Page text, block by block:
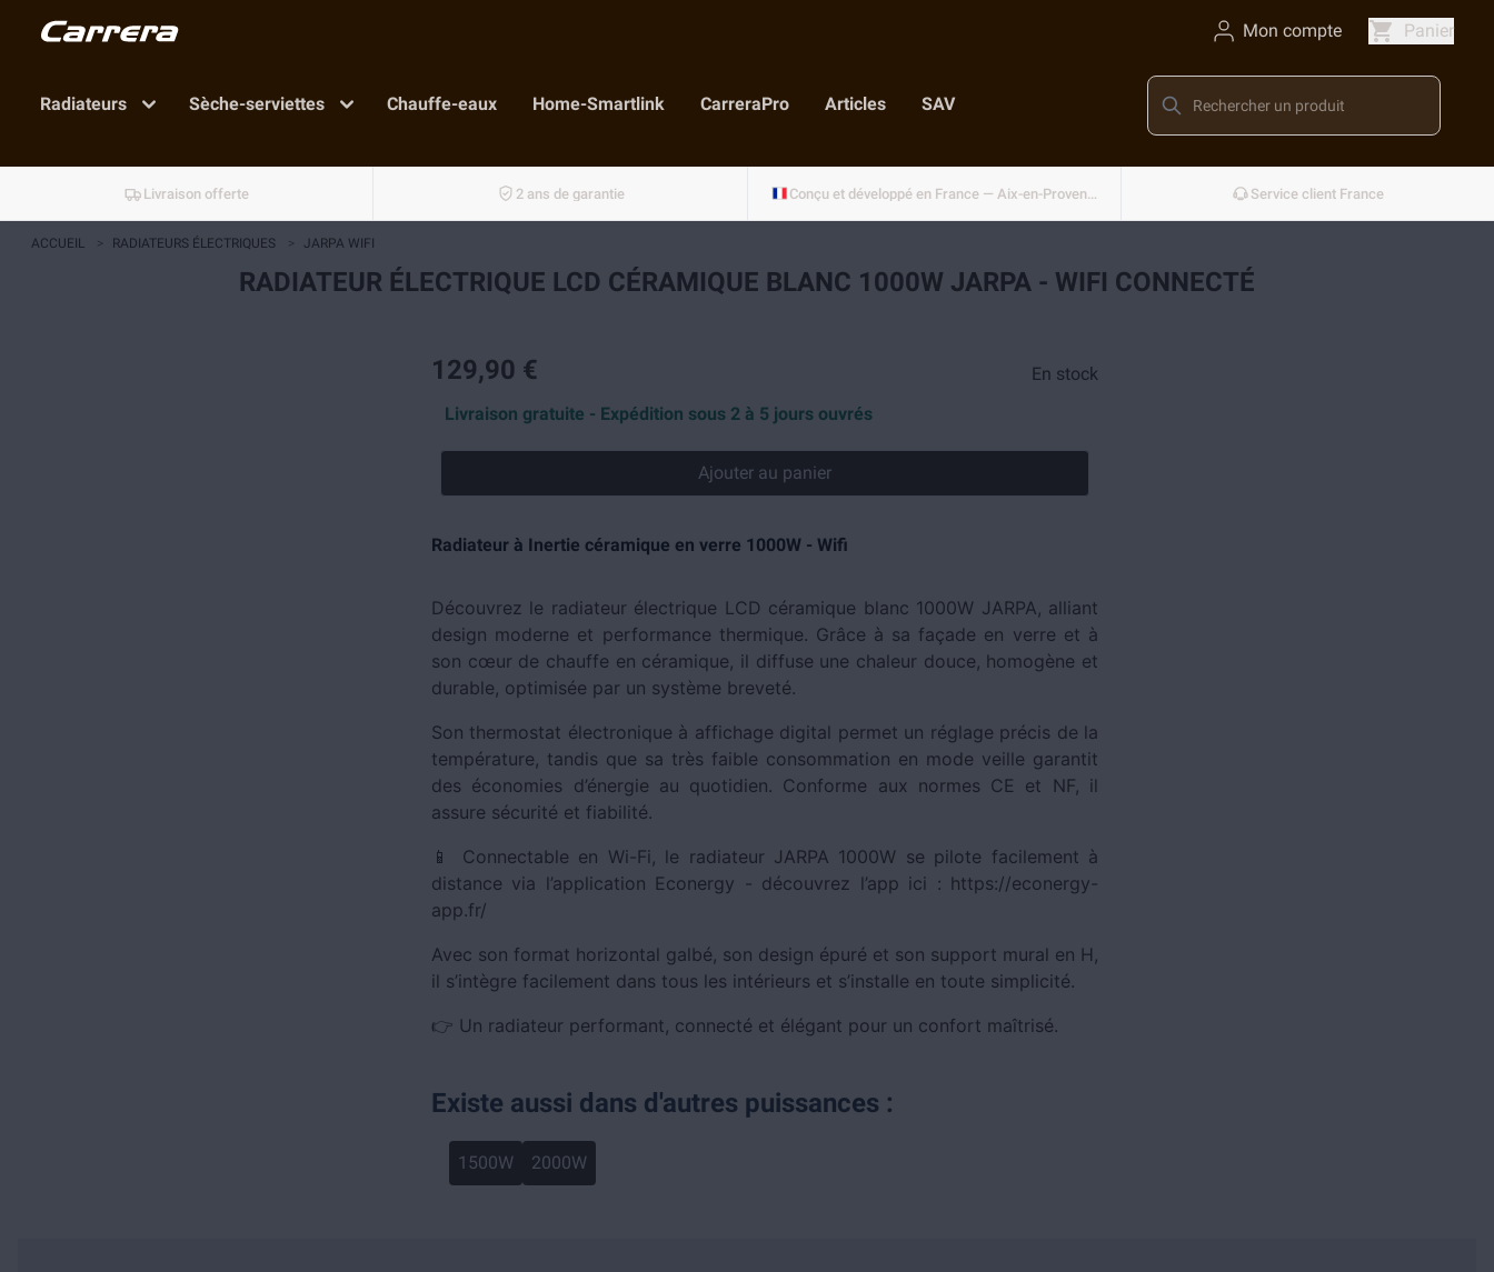
Mon compte Panier
Radiateurs Sèche-serviettes Chauffe-eaux Home-Smartlink CarreraPro Articles SAV
Livraison offerte 2 ans de garantie Conçu et développé en France — Aix-en-Provence Service client France
ACCUEIL > RADIATEURS ÉLECTRIQUES > JARPA WIFI
RADIATEUR ÉLECTRIQUE LCD CÉRAMIQUE BLANC 1000W JARPA - WIFI CONNECTÉ
129,90 €
En stock
Livraison gratuite - Expédition sous 2 à 5 jours ouvrés
Ajouter au panier
Radiateur à Inertie céramique en verre 1000W - Wifi
Découvrez le radiateur électrique LCD céramique blanc 1000W JARPA, alliant
design moderne et performance thermique. Grâce à sa façade en verre et à
son cœur de chauffe en céramique, il diffuse une chaleur douce, homogène et
durable, optimisée par un système breveté.
Son thermostat électronique à affichage digital permet un réglage précis de la
température, tandis que sa très faible consommation en mode veille garantit
des économies d’énergie au quotidien. Conforme aux normes CE et NF, il
assure sécurité et fiabilité.
📱 Connectable en Wi-Fi, le radiateur JARPA 1000W se pilote facilement à
distance via l’application Econergy - découvrez l’app ici : https://econergy-
app.fr/
Avec son format horizontal galbé, son design épuré et son support mural en H,
il s’intègre facilement dans tous les intérieurs et s’installe en toute simplicité.
👉 Un radiateur performant, connecté et élégant pour un confort maîtrisé.
Existe aussi dans d'autres puissances :
1500W 2000W